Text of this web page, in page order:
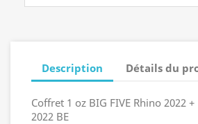
Description Détails du
Coffret 1 oz BIG FIVE Rhino 2022
2022 BE